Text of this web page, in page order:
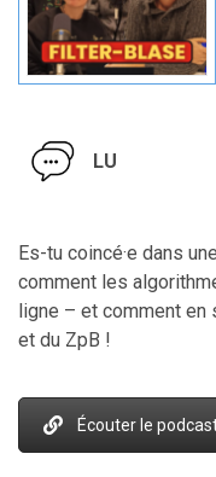
LU
Es-tu coincé·e dans
comment les
ligne – et comment
et du ZpB !
Écouter le